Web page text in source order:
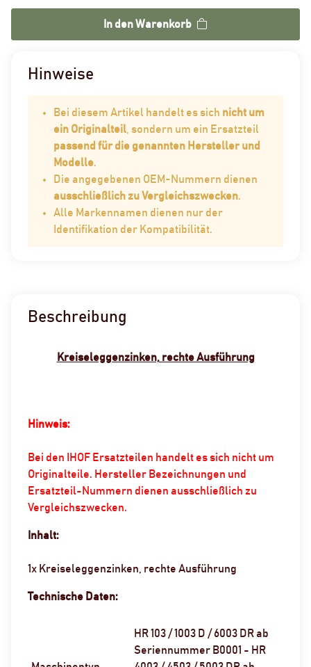
In den Warenkorb
Hinweise
Bei diesem Artikel handelt es sich nicht um
ein Originalteil , sondern um ein Ersatzteil
passend für die genannten Hersteller und
Modelle.
Die angegebenen OEM-Nummern dienen
ausschließlich zu Vergleichszwecken.
Alle Markennamen dienen nur der
Identifikation der Kompatibilität.
Beschreibung
Kreiseleggenzinken, rechte Ausführung
Hinweis:
Bei den IHOF Ersatzteilen handelt es sich nicht um
Originalteile. Hersteller Bezeichnungen und
Ersatzteil-Nummern dienen ausschließlich zu
Vergleichszwecken.
Inhalt:
1x Kreiseleggenzinken, rechte Ausführung
Technische Daten:
HR 103 / 1003 D / 6003 DR ab
Seriennummer B0001 - HR